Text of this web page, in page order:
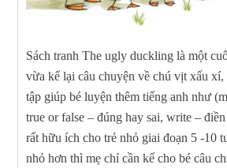
Sách tranh The ugly duckling là một
vừa kể lại câu chuyện về chú vịt xấu
tập giúp bé luyện thêm tiếng anh như
true or false – đúng hay sai, write –
rất hữu ích cho trẻ nhỏ giai đoạn 5 -10
nhỏ hơn thì mẹ chỉ cần kể cho bé câu